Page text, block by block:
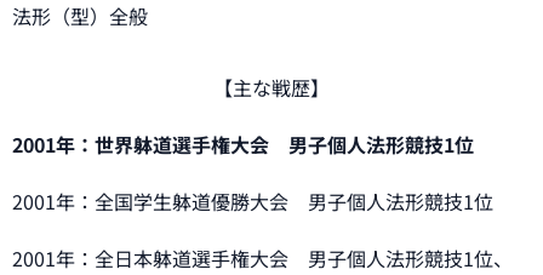
法形（型）全般
【主な戦歴】
2001年：世界躰道選手権大会 男子個人法形競技1位
2001年：全国学生躰道優勝大会 男子個人法形競技1位
2001年：全日本躰道選手権大会 男子個人法形競技1位、